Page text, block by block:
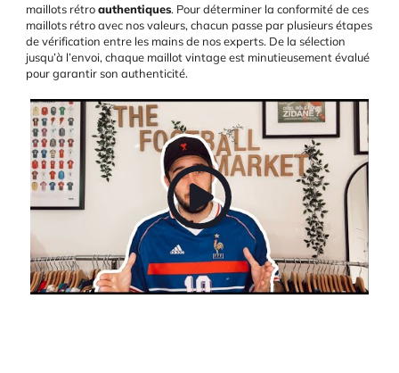
maillots rétroauthentiques. Pour déterminer la conformité de ces
maillots rétro avec nos valeurs, chacun passe par plusieurs étapes
de vérification entre les mains de nos experts. De la sélection
jusqu’à l’envoi, chaque maillot vintage est minutieusement évalué
pour garantir son authenticité.